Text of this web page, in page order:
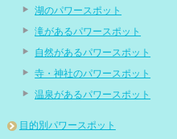
湖のパワースポット
滝があるパワースポット
自然があるパワースポット
寺・神社のパワースポット
温泉があるパワースポット
目的別パワースポット